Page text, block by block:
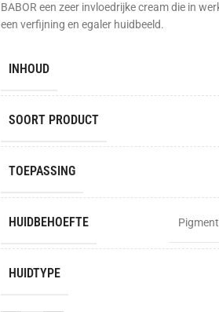
BABOR een zeer invloedrijke cream die in
een verfijning en egaler huidbeeld.
INHOUD
SOORT PRODUCT
TOEPASSING
HUIDBEHOEFTE
HUIDTYPE